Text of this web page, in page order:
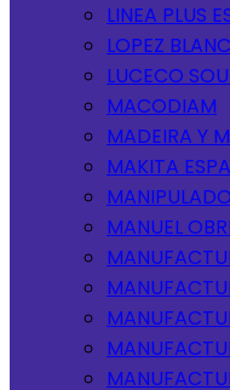
LINEA PLUS
LOPEZ
LUCECO
MACODIAM
MADEIRA Y
MAKITA
MANUEL